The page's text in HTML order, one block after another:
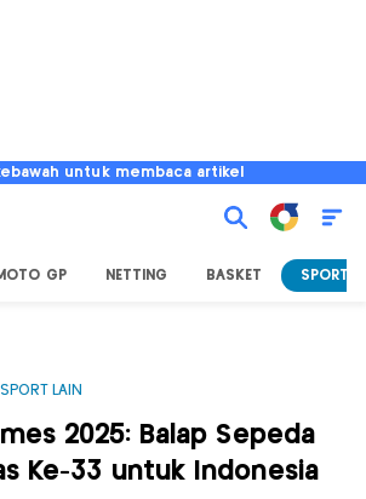
untuk membaca artikel
GP NETTING BASKET SPORT
SPORT LAIN
2025: Balap Sepeda
Ke-33 untuk Indonesia